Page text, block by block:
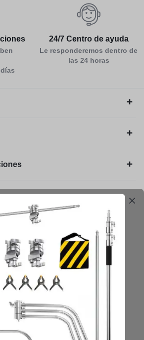
24/7 Centro de ayuda
Le responderemos dentro de
las 24 horas
contacto
actualizaciones y más.